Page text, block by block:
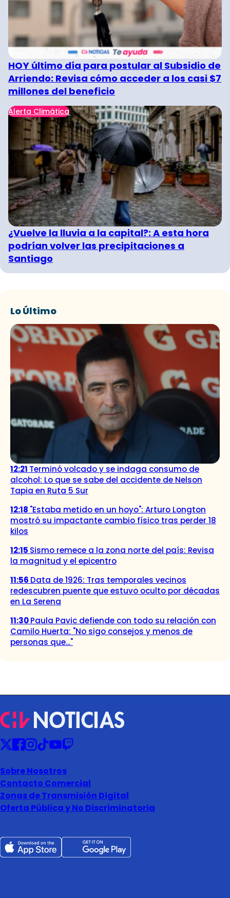
HOY último día para postular al Subsidio de
Arriendo: Revisa cómo acceder a los casi $7
millones del beneficio
Alerta Climática
¿Vuelve la lluvia a la capital?: A esta hora
podrían volver las precipitaciones a
Santiago
Lo Último
12:21 Terminó volcado y se indaga consumo de
alcohol: Lo que se sabe del accidente de Nelson
Tapia en Ruta 5 Sur
12:18 "Estaba metido en un hoyo": Arturo Longton
mostró su impactante cambio físico tras perder 18
kilos
12:15 Sismo remece a la zona norte del país: Revisa
la magnitud y el epicentro
11:56 Data de 1926: Tras temporales vecinos
redescubren puente que estuvo oculto por décadas
en La Serena
11:30Paula Pavic defiende con todo su relación con
Camilo Huerta: "No sigo consejos y menos de
personas que..."
Sobre Nosotros
Contacto Comercial
Zonas de Transmisión Digital
Oferta Pública y No Discriminatoria